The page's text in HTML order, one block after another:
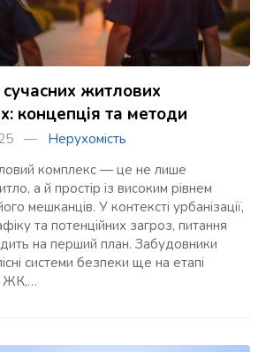
житлових
концепція та методи
— Нерухомість
комплекс — це не лише
а й простір із високим рівнем
мешканців. У контексті урбанізації,
та потенційних загроз, питання
на перший план. Забудовники
системи безпеки ще на етапі
ЖК,…